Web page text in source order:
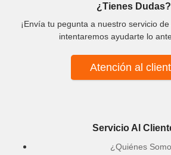
¿Tienes Dudas?
¡Envía tu pegunta a nuestro servicio
intentaremos ayudarte lo
Atención al
Servicio Al
¿Quiénes